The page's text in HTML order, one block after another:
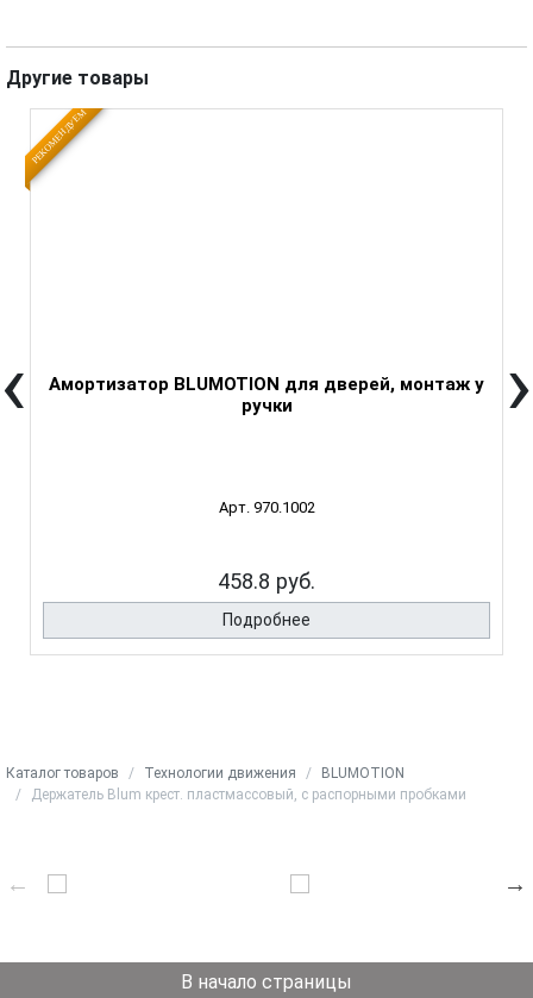
Другие товары
РЕКОМЕНДУЕМ
Амортизатор BLUMOTION для дверей, монтаж у
ручки
Арт. 970.1002
458.8 руб.
Подробнее
‹ ›
Каталог товаров Технологии движения
BLUMOTION
Держатель Blum крест. пластмассовый, с распорными пробками
В начало страницы